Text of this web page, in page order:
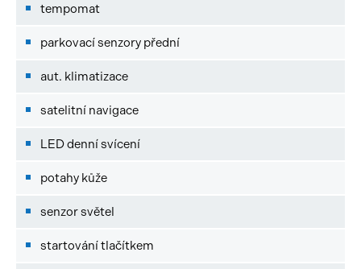
tempomat
parkovací senzory přední
aut. klimatizace
satelitní navigace
LED denní svícení
potahy kůže
senzor světel
startování tlačítkem